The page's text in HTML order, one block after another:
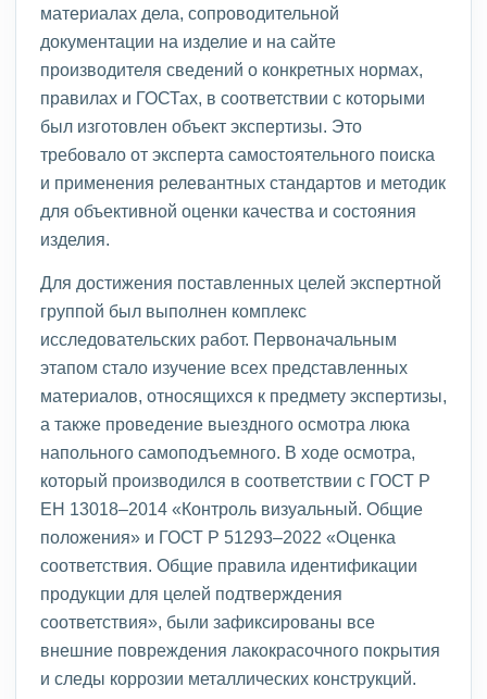
материалах дела, сопроводительной
документации на изделие и на сайте
производителя сведений о конкретных нормах,
правилах и ГОСТах, в соответствии с которыми
был изготовлен объект экспертизы. Это
требовало от эксперта самостоятельного поиска
и применения релевантных стандартов и методик
для объективной оценки качества и состояния
изделия.
Для достижения поставленных целей экспертной
группой был выполнен комплекс
исследовательских работ. Первоначальным
этапом стало изучение всех представленных
материалов, относящихся к предмету экспертизы,
а также проведение выездного осмотра люка
напольного самоподъемного. В ходе осмотра,
который производился в соответствии с ГОСТ Р
ЕН 13018–2014 «Контроль визуальный. Общие
положения» и ГОСТ Р 51293–2022 «Оценка
соответствия. Общие правила идентификации
продукции для целей подтверждения
соответствия», были зафиксированы все
внешние повреждения лакокрасочного покрытия
и следы коррозии металлических конструкций.